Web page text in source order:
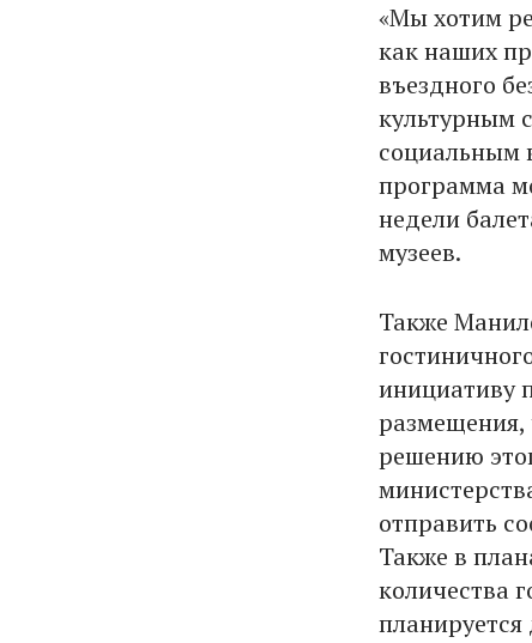
«Мы хотим
как наших
въездного
культурным
социальным
программа
недели
музеев.
Также
инициативу
размещения,
решению
отправить
Также в
количества
планируется